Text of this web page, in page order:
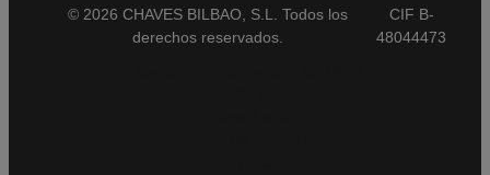
© 2026 CHAVES BILBAO, S.L. Todos los
derechos reservados.
CIF B-
48044473